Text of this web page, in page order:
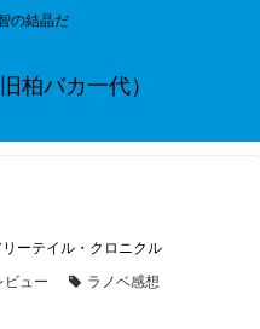
の結晶だ
柏バカ一代）
リーテイル・クロニクル
ビュー ラノベ感想